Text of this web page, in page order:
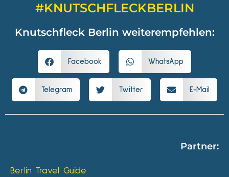
#KNUTSCHFLECKBERLIN
Knutschfleck Berlin weiterempfehlen:
Facebook WhatsApp
Telegram Twitter E-Mail
Partner:
Berlin Travel Guide